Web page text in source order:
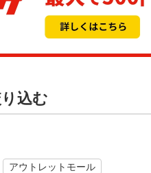
込む
アウトレットモール